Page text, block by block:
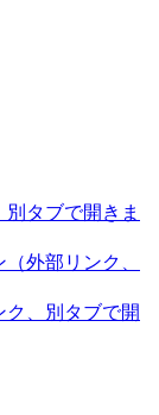
別タブで開きま
（外部リンク、
ク、別タブで開